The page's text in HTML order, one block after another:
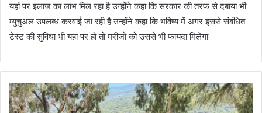
यहां पर इलाज का लाभ मिल रहा है उन्होंने कहा कि सरकार की तरफ से दबाया भी
म्युचुअल उपलब्ध करवाई जा रही है उन्होंने कहा कि भविष्य में अगर इससे संबंधित
टेस्ट की सुविधा भी यहां पर हो तो मरीजों को उससे भी फायदा मिलेगा